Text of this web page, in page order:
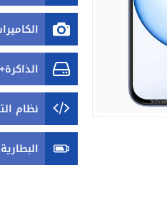
نظام
البطارية